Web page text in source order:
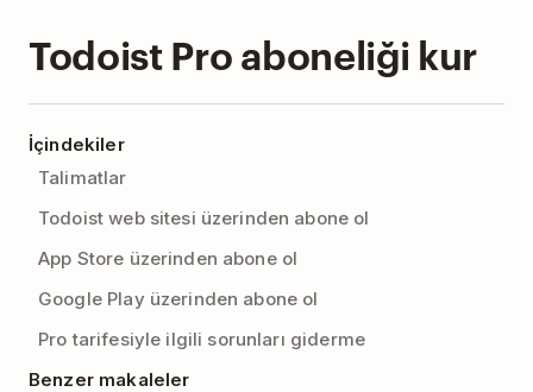
Todoist Pro aboneliği kur
İçindekiler
Talimatlar
Todoist web sitesi üzerinden abone ol
App Store üzerinden abone ol
Google Play üzerinden abone ol
Pro tarifesiyle ilgili sorunları giderme
Benzer makaleler